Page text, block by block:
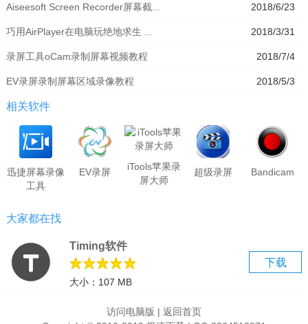
2018/6/23
Aiseesoft Screen Recorder屏幕截...
2018/3/31
巧用AirPlayer在电脑玩绝地求生 ...
2018/7/4
录屏工具oCam录制屏幕视频教程
2018/5/3
EV录屏录制屏幕区域录像教程
相关软件
迅捷屏幕录像
工具
EV录屏
iTools苹果录
屏大师
超级录屏 Bandicam
大家都在找
下载
Timing软件
大小：107 MB
访问电脑版 | 返回首页